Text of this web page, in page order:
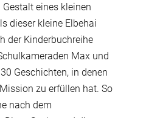
eines kleinen
dieser kleine Elbehai
der Kinderbuchreihe
Max und
Geschichten, in denen
zu erfüllen hat. So
nach dem